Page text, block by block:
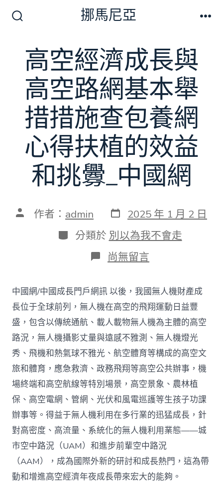
切
換
開
關
挪馬尼亞
高空經濟成長與
高空路網基本舉
措措施查包養網
心得扶植的效益
和挑釁_中國網
文 作者： admin 發
表
日
期
2025 年 1 月 2 日
分
類
分類於 別以為我不會走
在
〈高
經
濟
成
長
與
高
空
路
網
基
本
舉
措
措
施
查
包
養
網
心
尚無留言
中國網/中國成長門戶網訊 以後，我國無人機財產成
長位于全球前列，無人機在高空的飛翔運動日益豐
盛，包含以傳統通航、載人載物無人機為主體的高空
路況，無人機攝影丈量與遠感不雅測、無人機燈光
秀、飛機和熱氣球不雅光、航空體育等構成的高空文
旅和體育，應急救濟、政務飛翔等高空公共辦事，機
場終端和高空航線等特別場景，高空景象、農林植
保、高空電網、管網、光伏和風電巡護等生孩子功課
辦事等。得益于無人機利用在多行業的迅猛成長，針
對高密度、高流量、系統化的無人機利用業態——城
市空中路況（UAM）和進步前輩空中路況
（AAM），成為國際外新的研討和成長熱門，這為帶
動和增進高空經濟年夜成長帶來宏大的能夠。